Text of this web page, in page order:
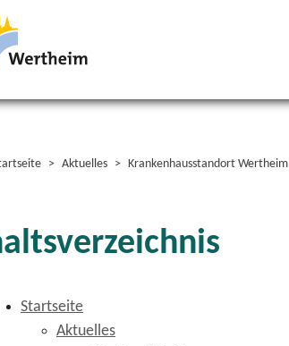
Aktuelles Krankenhausstandort Wertheim
Startseite
Aktuelles